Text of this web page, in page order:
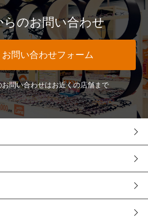
らのお問い合わせ
お問い合わせフォーム
問い合わせはお近くの店舗まで